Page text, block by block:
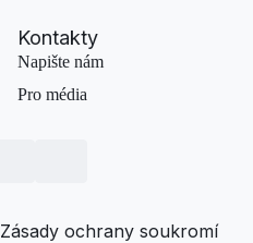
Kontakty
Napište nám
Pro média
Zásady ochrany soukromí